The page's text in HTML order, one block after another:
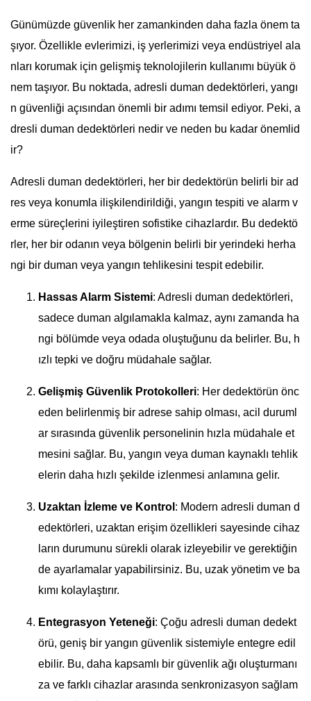
Günümüzde güvenlik her zamankinden daha fazla önem ta
şıyor. Özellikle evlerimizi, iş yerlerimizi veya endüstriyel ala
nları korumak için gelişmiş teknolojilerin kullanımı büyük ö
nem taşıyor. Bu noktada, adresli duman dedektörleri, yangı
n güvenliği açısından önemli bir adımı temsil ediyor. Peki, a
dresli duman dedektörleri nedir ve neden bu kadar önemlid
ir?
Adresli duman dedektörleri, her bir dedektörün belirli bir ad
res veya konumla ilişkilendirildiği, yangın tespiti ve alarm v
erme süreçlerini iyileştiren sofistike cihazlardır. Bu dedektö
rler, her bir odanın veya bölgenin belirli bir yerindeki herha
ngi bir duman veya yangın tehlikesini tespit edebilir.
Hassas Alarm Sistemi: Adresli duman dedektörleri,
sadece duman algılamakla kalmaz, aynı zamanda ha
ngi bölümde veya odada oluştuğunu da belirler. Bu, h
ızlı tepki ve doğru müdahale sağlar.
Gelişmiş Güvenlik Protokolleri: Her dedektörün önc
eden belirlenmiş bir adrese sahip olması, acil duruml
ar sırasında güvenlik personelinin hızla müdahale et
mesini sağlar. Bu, yangın veya duman kaynaklı tehlik
elerin daha hızlı şekilde izlenmesi anlamına gelir.
Uzaktan İzleme ve Kontrol : Modern adresli duman d
edektörleri, uzaktan erişim özellikleri sayesinde cihaz
ların durumunu sürekli olarak izleyebilir ve gerektiğin
de ayarlamalar yapabilirsiniz. Bu, uzak yönetim ve ba
kımı kolaylaştırır.
Entegrasyon Yeteneği: Çoğu adresli duman dedekt
örü, geniş bir yangın güvenlik sistemiyle entegre edil
ebilir. Bu, daha kapsamlı bir güvenlik ağı oluşturmanı
za ve farklı cihazlar arasında senkronizasyon sağlam